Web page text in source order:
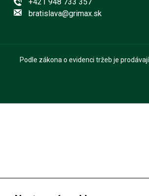
bratislava@grimax.sk
Podle zákona o evidenci tržeb je